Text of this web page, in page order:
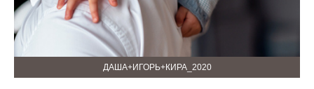
ДАША+ИГОРЬ+КИРА_2020